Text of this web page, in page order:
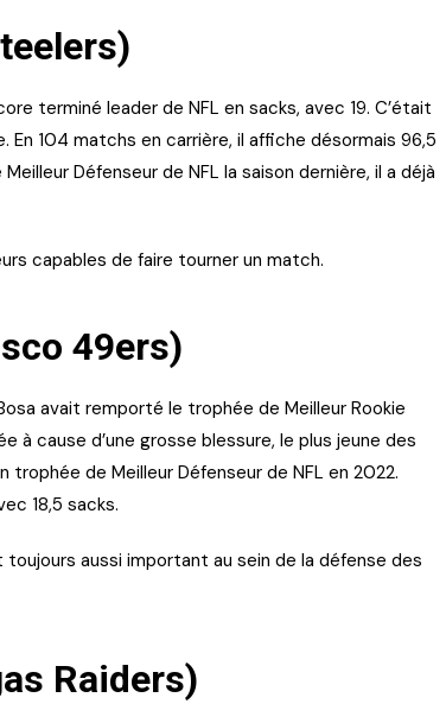
terminé leader de NFL en sacks, avec 19. C’était
104 matchs en carrière, il affiche désormais 96,5
Défenseur de NFL la saison dernière, il a déjà
capables de faire tourner un match.
49ers)
avait remporté le trophée de Meilleur Rookie
à cause d’une grosse blessure, le plus jeune des
de Meilleur Défenseur de NFL en 2022.
18,5 sacks.
aussi important au sein de la défense des
Raiders)